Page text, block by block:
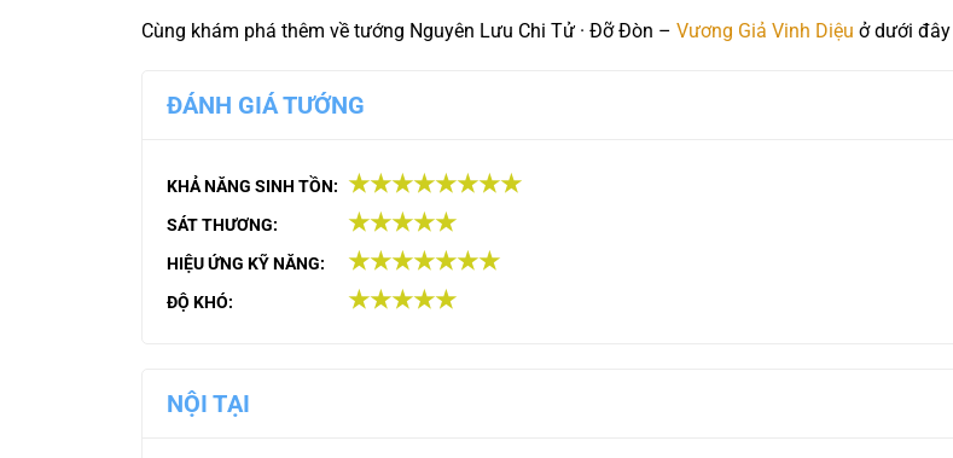
Cùng khám phá thêm về tướng Nguyên Lưu Chi Tử · Đỡ Đòn – Vương Giả Vinh Diệu ở dưới đây
ĐÁNH GIÁ TƯỚNG
KHẢ NĂNG SINH TỒN: ★★★★★★★★
SÁT THƯƠNG: ★★★★★
HIỆU ỨNG KỸ NĂNG: ★★★★★★★
ĐỘ KHÓ: ★★★★★
NỘI TẠI